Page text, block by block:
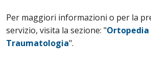
Per maggiori informazioni o per la
servizio, visita la sezione: "Ortopedia
Traumatologia".